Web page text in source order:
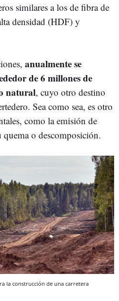
similares a los de fibra de
densidad (HDF) y
anualmente se
de 6 millones de
natural, cuyo otro destino
Sea como sea, es otro
como la emisión de
o descomposición.
la construcción de una carretera